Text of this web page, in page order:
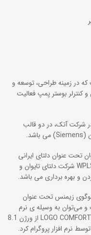
در زمینه طراحی، توسعه و
بوستر پمپ فعالیت
شرکت آتک، در دو قالب
تحت عنوان دلتای ایرانی
نامگذاری شده و توسط نرم افزار تجاری WPLSoft شرکت دلتای تایوان و
و بهره برداری می باشد.
زیمنس تحت عنوان
و می‌توان به وسیله ی نرم
افزار تجاری شرکت لوگوی زیمنس (نرم افزار LOGO COMFORT از ورژن 8.1